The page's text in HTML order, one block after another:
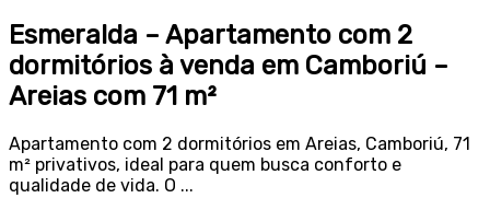
Esmeralda – Apartamento com 2
dormitórios à venda em Camboriú –
Areias com 71 m²
Apartamento com 2 dormitórios em Areias, Camboriú, 71
m² privativos, ideal para quem busca conforto e
qualidade de vida. O ...